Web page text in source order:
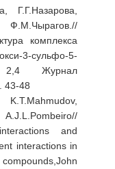
Г.Г.Назарова,
комплекса
сульфо-5-
2,4 Журнал
43-48
and
interactions in